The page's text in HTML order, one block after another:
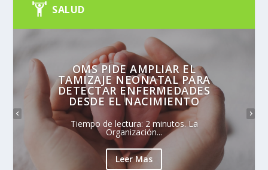
SALUD
OMS PIDE AMPLIAR EL
TAMIZAJE NEONATAL PARA
DETECTAR ENFERMEDADES
DESDE EL NACIMIENTO
Tiempo de lectura: 2 minutos. La
Organización...
Leer Mas